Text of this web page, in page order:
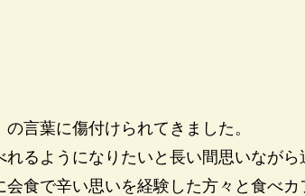
言葉に傷付けられてきました。
るようになりたいと長い間思いなが
食で辛い思いを経験した方々と食べ